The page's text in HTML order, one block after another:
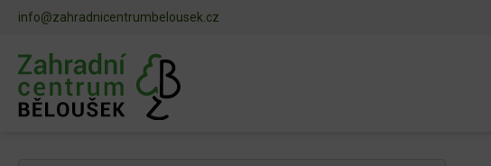
info@zahradnicentrumbelousek.cz